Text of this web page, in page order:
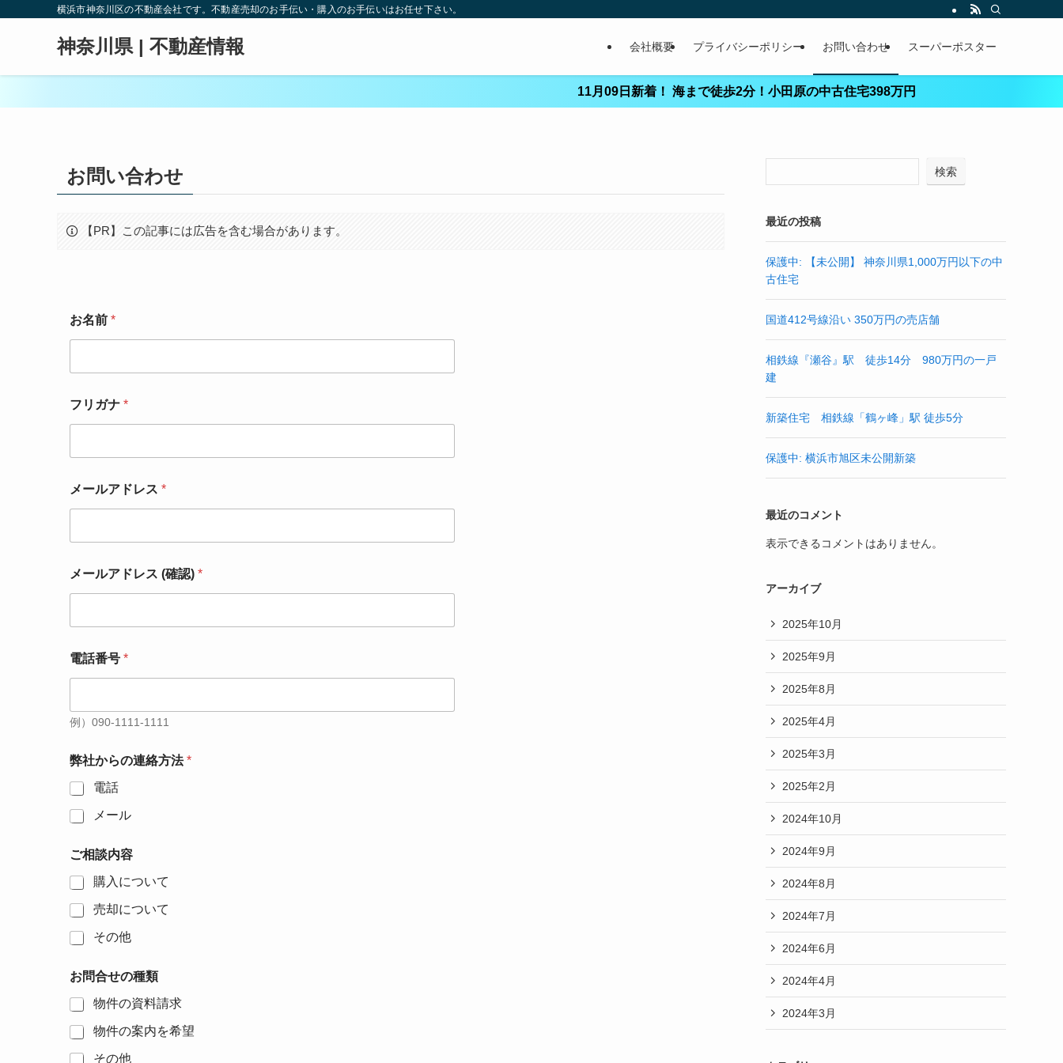
横浜市神奈川区の不動産会社です。不動産売却のお手伝い・購入のお手伝いはお任せ下さい。
神奈川県 | 不動産情報 会社概要 プライバシーポリシー お問い合わせ スーパーポスター
11月09日新着！ 海まで徒歩2分！小田原の中古住宅398万円
お問い合わせ
【PR】この記事には広告を含む場合があります。
お名前 *
フリガナ *
メールアドレス *
メールアドレス (確認) *
電話番号 *
例）090-1111-1111
問
合
せ
の
物
の
地
名
）
販
弊社からの連絡方法*
電話
メール
ご相談内容
購入について
売却について
その他
お問合せの種類
物件の資料請求
物件の案内を希望
その他
検索
最近の投稿
保護中: 【未公開】 神奈川県1,000万円以下の中
古住宅
国道412号線沿い 350万円の売店舗
相鉄線『瀬谷』駅 徒歩14分 980万円の一戸
建
新築住宅 相鉄線「鶴ヶ峰」駅 徒歩5分
保護中: 横浜市旭区未公開新築
最近のコメント
表示できるコメントはありません。
アーカイブ
2025年10月
2025年9月
2025年8月
2025年4月
2025年3月
2025年2月
2024年10月
2024年9月
2024年8月
2024年7月
2024年6月
2024年4月
2024年3月